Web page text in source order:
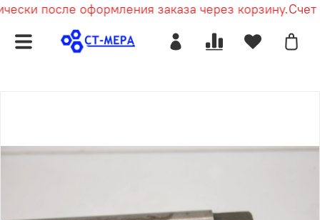
после оформления заказа через корзину.Счет